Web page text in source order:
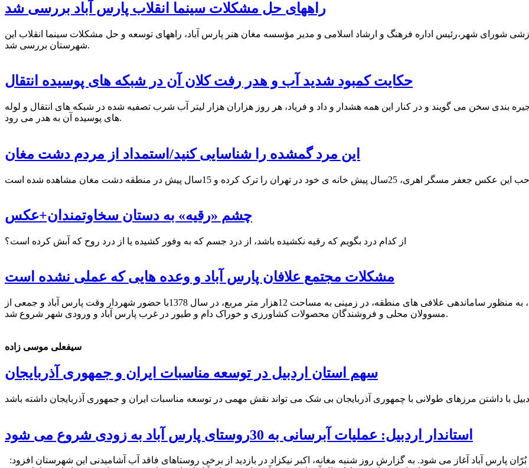
راههای حل مشکلات سینما انقلاب پارس آباد بررسی شد
شورای شهر،رئیس اداره فرهنگ و ارشاد اسلامی و مدیر مؤسسه مغان هنر پارس آباد، راههای توسعه و حل مشکلات سینما انقلاب این
شهرستان بررسی شد.
حکایت کمبود شدید آب و هدر رفت کلان آن در شبکه های پوسیده انتقال
سخن می گویند و در کنار این همه هشدار و داد و فریاد، هر روز هزاران هزار لیتر آب شرب تصفیه شده در شبکه های انتقال و لوله
های پوسیده آن به هدر می رود.
این مرد گمشده را شناسایی کنید/استمداد از مردم دشت مغان
چشم‌ «رقیه» به دستان سخاوتمندان+عکس
از کدام درد بگویم که رقیه نکشیده باشد، از درد جسم که به وفور کشیده یا از درد روح که آبش کرده است؟
مشکلات مجتمع علافان پارس آباد و وعده هایی که عملی نشده است
عمليات اجرايي طرح مجتمع تجاری علافان شهرستان پارس آباد، به منظور ساماندهی علافی های منطقه، در زمینی به مساحت 12هزار متر مربع، در سال 1378با حضور شهردار وقت پارس آباد و جمعی از
مسوولان محلی و فروشندگان محصولات کشاورزی و خوراک دام و طیور در غرب پارس آباد و ورودی شهر شروع شد.
سیفعلی موسی زاده
سهم استان اردبیل در توسعه مناسبات ایران و جمهوری آذربایجان
استاندار اردبیل: عملیات آبرسانی به 30روستای پارس آباد به زودی شروع می شود